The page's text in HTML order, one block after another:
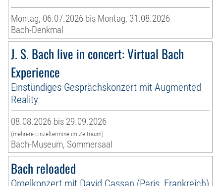
Montag, 06.07.2026 bis Montag, 31.08.2026
Bach-Denkmal
J. S. Bach live in concert: Virtual Bach
Experience
Einstündiges Gesprächskonzert mit Augmented
Reality
08.08.2026 bis 29.09.2026
(mehrere Einzeltermine im Zeitraum)
Bach-Museum, Sommersaal
Bach reloaded
Orgelkonzert mit David Cassan (Paris, Frankreich)